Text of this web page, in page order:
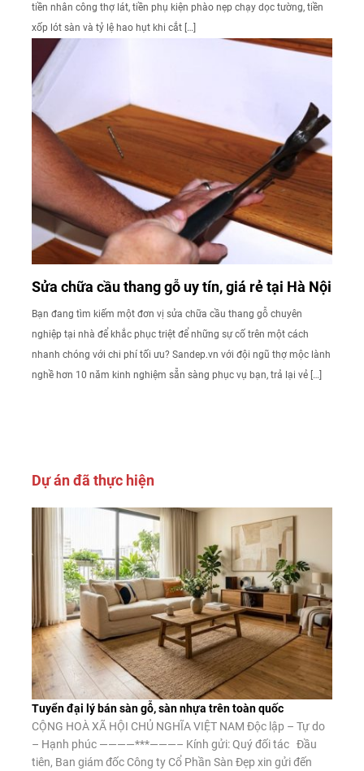
tiền nhân công thợ lát, tiền phụ kiện phào nẹp chạy dọc tường, tiền
xốp lót sàn và tỷ lệ hao hụt khi cắt […]
Sửa chữa cầu thang gỗ uy tín, giá rẻ tại Hà Nội
Bạn đang tìm kiếm một đơn vị sửa chữa cầu thang gỗ chuyên
nghiệp tại nhà để khắc phục triệt để những sự cố trên một cách
nhanh chóng với chi phí tối ưu? Sandep.vn với đội ngũ thợ mộc lành
nghề hơn 10 năm kinh nghiệm sẵn sàng phục vụ bạn, trả lại vẻ […]
Dự án đã thực hiện
Tuyển đại lý bán sàn gỗ, sàn nhựa trên toàn quốc
CỘNG HOÀ XÃ HỘI CHỦ NGHĨA VIỆT NAM Độc lập – Tự do
– Hạnh phúc ————***———– Kính gửi: Quý đối tác Đầu
tiên, Ban giám đốc Công ty Cổ Phần Sàn Đẹp xin gửi đến